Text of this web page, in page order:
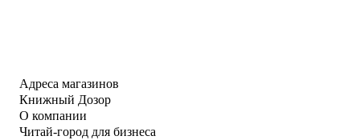
Адреса магазинов
Книжный Дозор
О компании
Читай-город для бизнеса